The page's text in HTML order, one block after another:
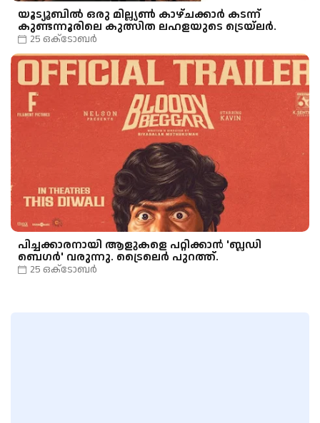
യൂട്യൂബിൽ ഒരു മില്ല്യൺ കാഴ്ചക്കാർ കടന്ന്
കുണ്ടന്നൂരിലെ കുത്സിത ലഹളയുടെ ട്രെയ്ലർ.
25 ഒക്‌ടോബർ
പിച്ചക്കാരനായി ആളുകളെ പറ്റിക്കാൻ 'ബ്ലഡി
ബെഗർ' വരുന്നു. ട്രൈലെർ പുറത്ത്.
25 ഒക്‌ടോബർ